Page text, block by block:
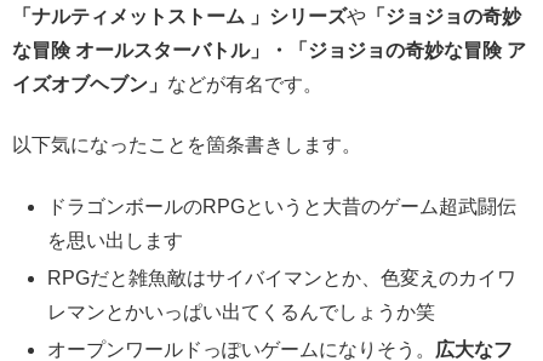
「ナルティメットストーム 」シリーズや 「ジョジョの奇妙
な冒険 オールスターバトル」・「ジョジョの奇妙な冒険 ア
イズオブヘブン」 などが有名です。
以下気になったことを箇条書きします。
ドラゴンボールのRPGというと大昔のゲーム超武闘伝
を思い出します
RPGだと雑魚敵はサイバイマンとか、色変えのカイワ
レマンとかいっぱい出てくるんでしょうか笑
オープンワールドっぽいゲームになりそう。 広大なフ